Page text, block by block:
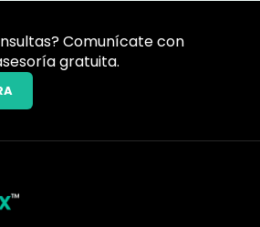
Comunícate con
gratuita.